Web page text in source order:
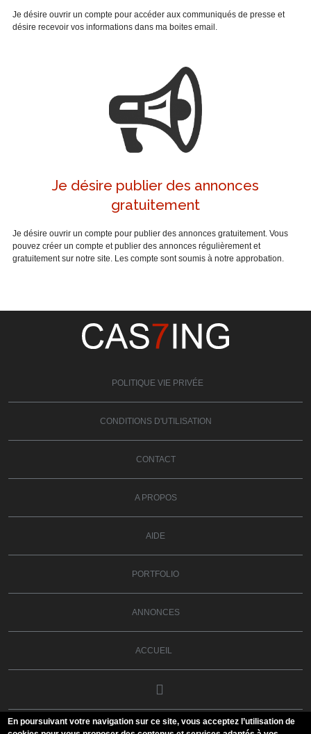
Je désire ouvrir un compte pour accéder aux communiqués de presse et
désire recevoir vos informations dans ma boites email.
Je désire publier des annonces
gratuitement
Je désire ouvrir un compte pour publier des annonces gratuitement. Vous
pouvez créer un compte et publier des annonces régulièrement et
gratuitement sur notre site. Les compte sont soumis à notre approbation.
POLITIQUE VIE PRIVÉE
CONDITIONS D'UTILISATION
CONTACT
A PROPOS
AIDE
PORTFOLIO
ANNONCES
ACCUEIL
En poursuivant votre navigation sur ce site, vous acceptez l’utilisation de